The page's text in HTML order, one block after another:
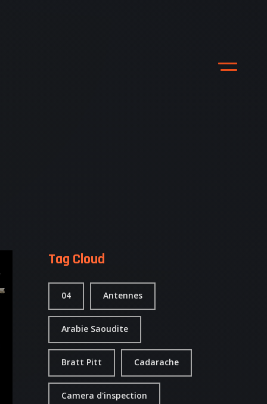
Tag Cloud
04 Antennes
Arabie Saoudite
Bratt Pitt Cadarache
Camera d'inspection